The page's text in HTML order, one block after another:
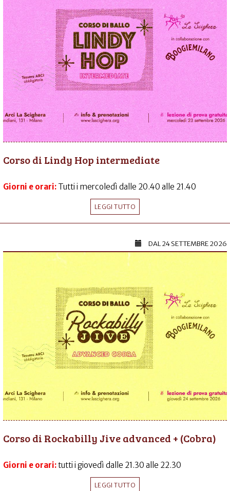
Corso di Lindy Hop intermediate
Giorni e orari: Tutti i mercoledì dalle 20.40 alle 21.40
LEGGI TUTTO
DAL24 SETTEMBRE 2026
Corso di Rockabilly Jive advanced + (Cobra)
Giorni e orari:tutti i giovedì dalle 21.30 alle 22.30
LEGGI TUTTO